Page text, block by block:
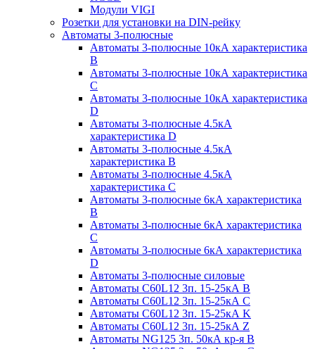
Модули VIGI
Розетки для установки на DIN-рейку
Автоматы 3-полюсные
Автоматы 3-полюсные 10кА характеристика
B
Автоматы 3-полюсные 10кА характеристика
C
Автоматы 3-полюсные 10кА характеристика
D
Автоматы 3-полюсные 4.5кА
характеристика D
Автоматы 3-полюсные 4.5кА
характеристика В
Автоматы 3-полюсные 4.5кА
характеристика С
Автоматы 3-полюсные 6кА характеристика
B
Автоматы 3-полюсные 6кА характеристика
C
Автоматы 3-полюсные 6кА характеристика
D
Автоматы 3-полюсные силовые
Автоматы C60L12 3п. 15-25кА B
Автоматы C60L12 3п. 15-25кА C
Автоматы C60L12 3п. 15-25кА K
Автоматы C60L12 3п. 15-25кА Z
Автоматы NG125 3п. 50кА кр-я B